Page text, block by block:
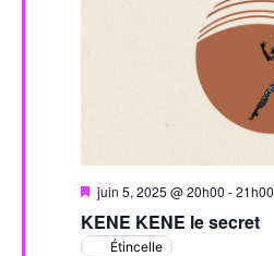
KENE KENE le secret
Mis
avant
juin 5, 2025 @ 20h00 -21h00
Étincelle